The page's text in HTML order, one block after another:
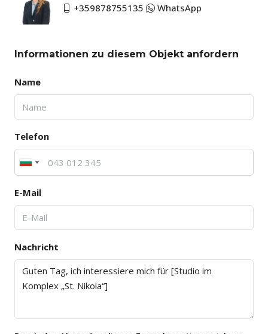
+359878755135
WhatsApp
Informationen zu diesem Objekt anfordern
Name
Telefon
E-Mail
Nachricht